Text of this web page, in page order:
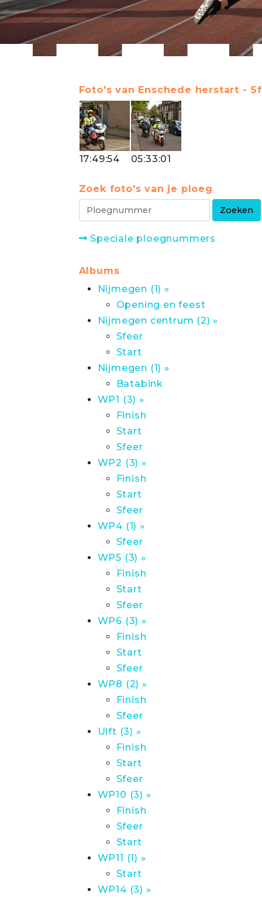
Foto's van Enschede herstart -
17:49:54 05:33:01
Zoek foto's van je ploeg
Speciale ploegnummers
Albums
Nijmegen (1) »
Opening en feest
Nijmegen centrum (2) »
Sfeer
Start
Nijmegen (1) »
Batabink
WP1 (3) »
Finish
Start
Sfeer
WP2 (3) »
Finish
Start
Sfeer
WP4 (1) »
Sfeer
WP5 (3) »
Finish
Start
Sfeer
WP6 (3) »
Finish
Start
Sfeer
WP8 (2) »
Finish
Sfeer
Ulft (3) »
Finish
Start
Sfeer
WP10 (3) »
Finish
Sfeer
Start
WP11 (1) »
Start
WP14 (3) »